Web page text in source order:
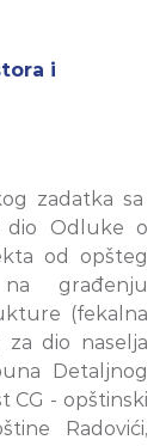
i
zadatka sa
dio Odluke o
od opšteg
građenju
(fekalna
za dio naselja
Detaljnog
CG - opštinski
Radovići,